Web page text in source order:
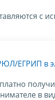
с
ЕГРИП в
в